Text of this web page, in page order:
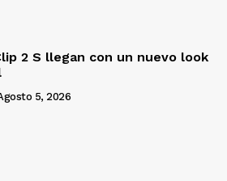
2 S llegan con un nuevo look
5, 2026